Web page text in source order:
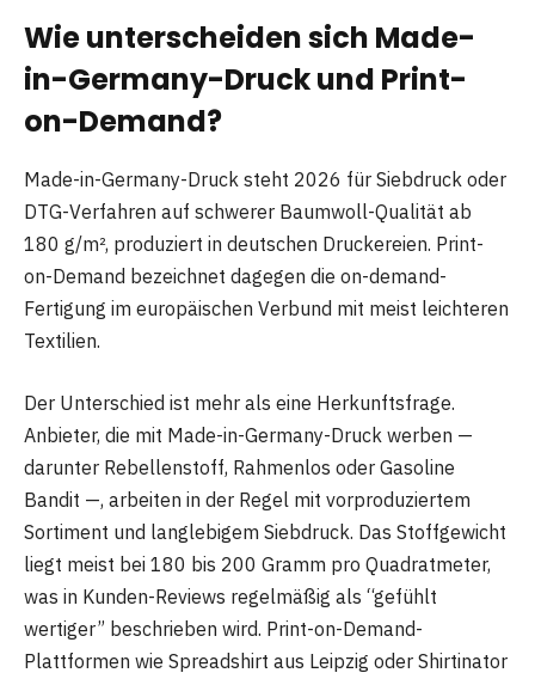
Wie unterscheiden sich Made-
in-Germany-Druck und Print-
on-Demand?
Made-in-Germany-Druck steht 2026 für Siebdruck oder
DTG-Verfahren auf schwerer Baumwoll-Qualität ab
180 g/m², produziert in deutschen Druckereien. Print-
on-Demand bezeichnet dagegen die on-demand-
Fertigung im europäischen Verbund mit meist leichteren
Textilien.
Der Unterschied ist mehr als eine Herkunftsfrage.
Anbieter, die mit Made-in-Germany-Druck werben —
darunter Rebellenstoff, Rahmenlos oder Gasoline
Bandit —, arbeiten in der Regel mit vorproduziertem
Sortiment und langlebigem Siebdruck. Das Stoffgewicht
liegt meist bei 180 bis 200 Gramm pro Quadratmeter,
was in Kunden-Reviews regelmäßig als “gefühlt
wertiger” beschrieben wird. Print-on-Demand-
Plattformen wie Spreadshirt aus Leipzig oder Shirtinator